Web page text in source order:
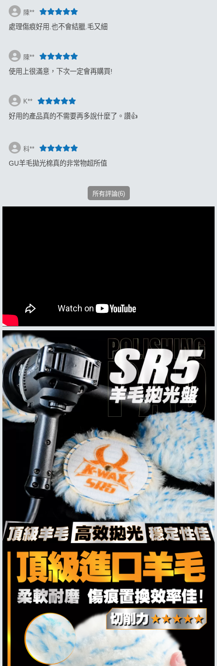
陳**
處理傷痕好用.也不會結臘.毛又細
陳**
使用上很滿意，下次一定會再購買!
K**
好用的產品真的不需要再多說什麼了。讚👍
科**
GU羊毛拋光棉真的非常物超所值
所有評論(6)